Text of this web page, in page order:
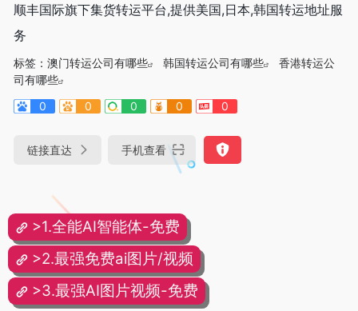
顺丰国际旗下集货转运平台,提供美国,日本,韩国转运地址服
务
标签： 澳门转运公司有哪些 韩国转运公司有哪些
香港转运公
司有哪些
0
0 0 0 0
链接直达 手机查看
>1.全能AI智能体-免费
>2.最强免费ai图片/视频
>3.最强AI图片视频-免费